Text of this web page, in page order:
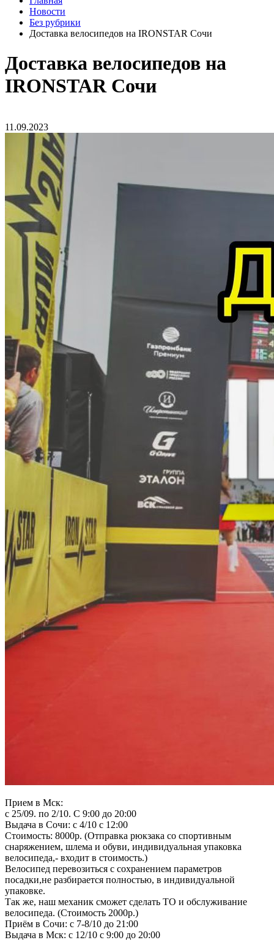
Новости
Без рубрики
Доставка велосипедов на IRONSTAR Сочи
Доставка велосипедов на
IRONSTAR Сочи
11.09.2023
Прием в Мск:
с 25/09. по 2/10. С 9:00 до 20:00
Выдача в Сочи: с 4/10 с 12:00
Стоимость: 8000р. (Отправка рюкзака со спортивным
снаряжением, шлема и обуви, индивидуальная упаковка
велосипеда,- входит в стоимость.)
Велосипед перевозиться с сохранением параметров
посадки,не разбирается полностью, в индивидуальной
упаковке.
Так же, наш механик сможет сделать ТО и обслуживание
велосипеда. (Стоимость 2000р.)
Приём в Сочи: с 7-8/10 до 21:00
Выдача в Мск: с 12/10 с 9:00 до 20:00